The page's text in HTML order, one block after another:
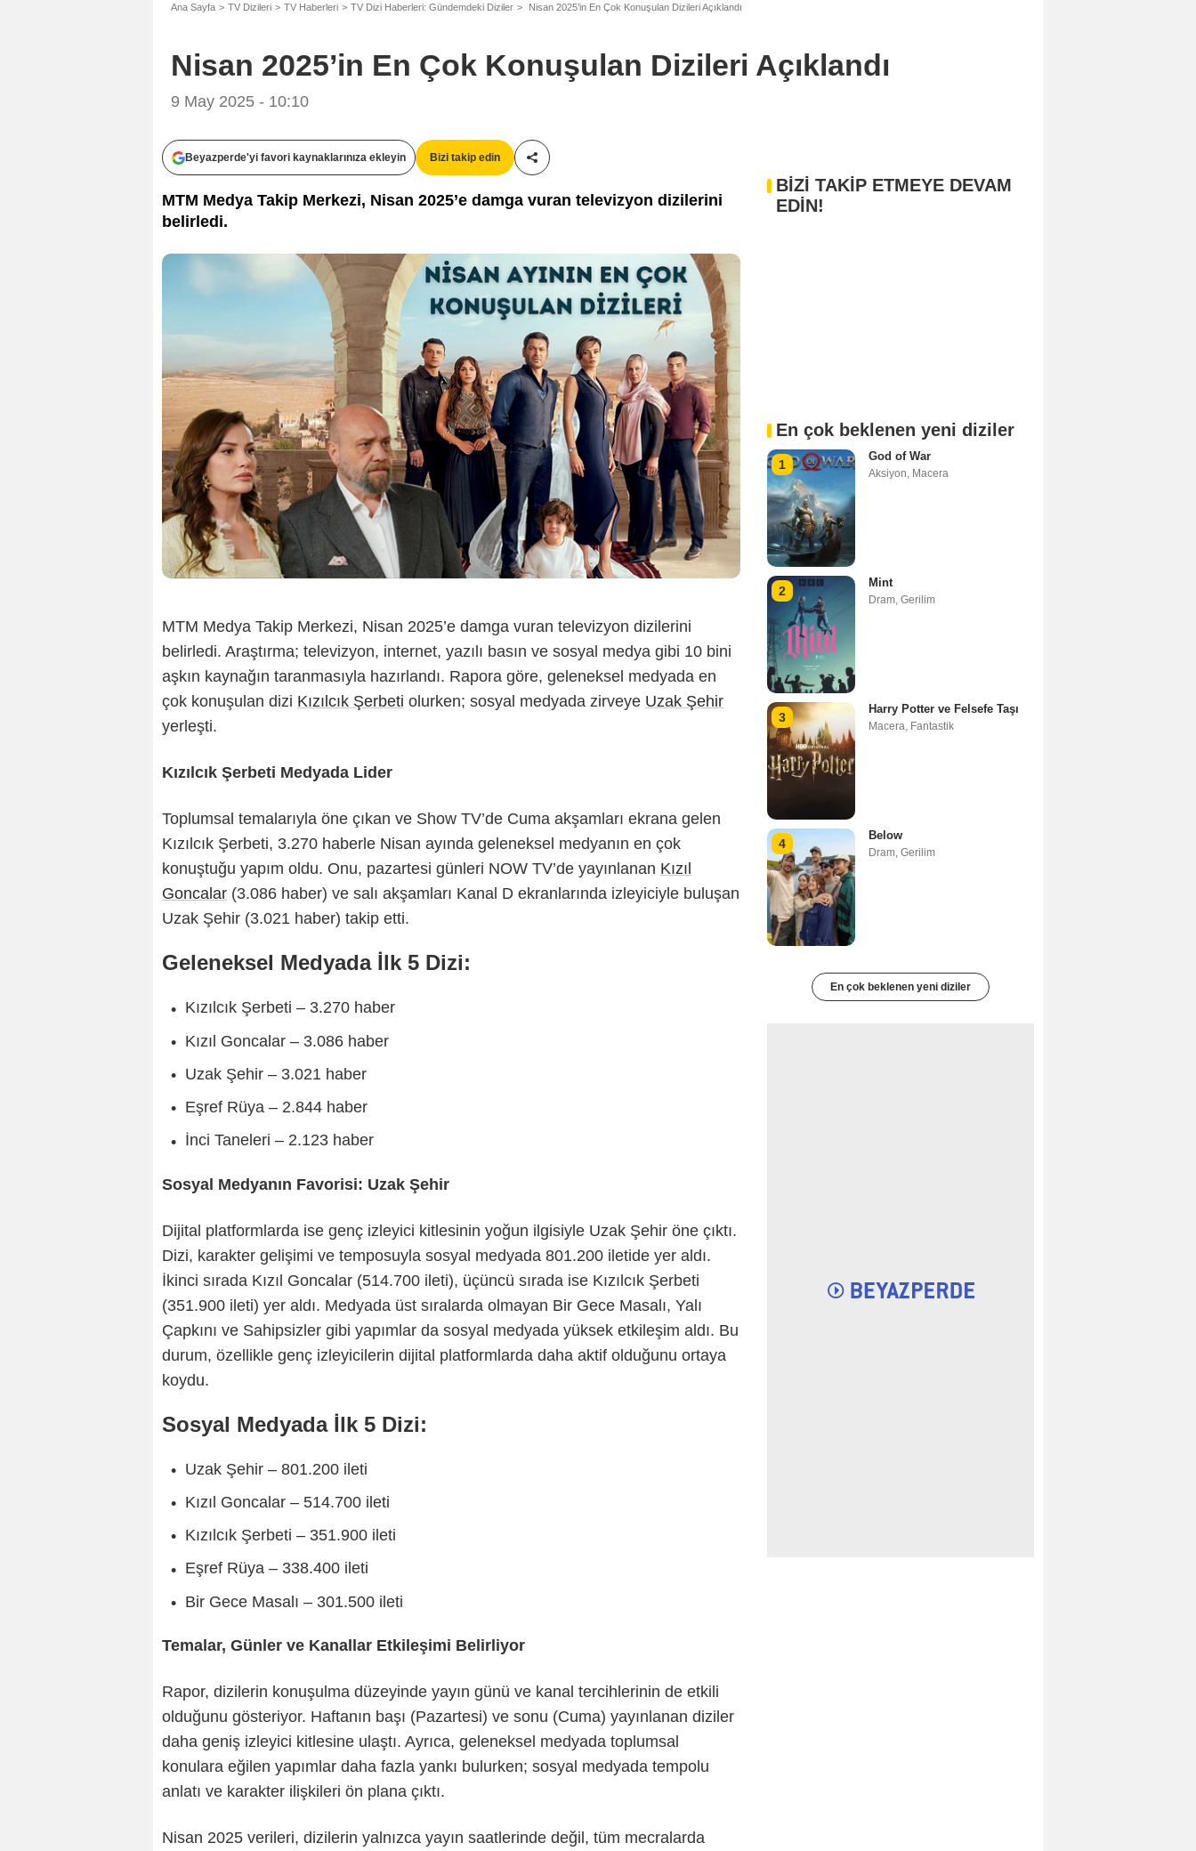
Ana Sayfa TV Dizileri TV Haberleri TV Dizi Haberleri: Gündemdeki Diziler Nisan 2025’in En Çok Konuşulan Dizileri Açıklandı
Nisan 2025’in En Çok Konuşulan Dizileri Açıklandı
9 May 2025 - 10:10
Beyazperde'yi favori kaynaklarınıza ekleyin Bizi takip edin
Paylaş!
MTM Medya Takip Merkezi, Nisan 2025’e damga vuran televizyon dizilerini
belirledi.
MTM Medya Takip Merkezi, Nisan 2025’e damga vuran televizyon dizilerini
belirledi. Araştırma; televizyon, internet, yazılı basın ve sosyal medya gibi 10 bini
aşkın kaynağın taranmasıyla hazırlandı. Rapora göre, geleneksel medyada en
çok konuşulan dizi Kızılcık Şerbeti olurken; sosyal medyada zirveye Uzak Şehir
yerleşti.
Kızılcık Şerbeti Medyada Lider
Toplumsal temalarıyla öne çıkan ve Show TV’de Cuma akşamları ekrana gelen
Kızılcık Şerbeti, 3.270 haberle Nisan ayında geleneksel medyanın en çok
konuştuğu yapım oldu. Onu, pazartesi günleri NOW TV’de yayınlanan Kızıl
Goncalar (3.086 haber) ve salı akşamları Kanal D ekranlarında izleyiciyle buluşan
Uzak Şehir (3.021 haber) takip etti.
Geleneksel Medyada İlk 5 Dizi:
Kızılcık Şerbeti – 3.270 haber
Kızıl Goncalar – 3.086 haber
Uzak Şehir – 3.021 haber
Eşref Rüya – 2.844 haber
İnci Taneleri – 2.123 haber
Sosyal Medyanın Favorisi: Uzak Şehir
Dijital platformlarda ise genç izleyici kitlesinin yoğun ilgisiyle Uzak Şehir öne çıktı.
Dizi, karakter gelişimi ve temposuyla sosyal medyada 801.200 iletide yer aldı.
İkinci sırada Kızıl Goncalar (514.700 ileti), üçüncü sırada ise Kızılcık Şerbeti
(351.900 ileti) yer aldı. Medyada üst sıralarda olmayan Bir Gece Masalı, Yalı
Çapkını ve Sahipsizler gibi yapımlar da sosyal medyada yüksek etkileşim aldı. Bu
durum, özellikle genç izleyicilerin dijital platformlarda daha aktif olduğunu ortaya
koydu.
Sosyal Medyada İlk 5 Dizi:
Uzak Şehir – 801.200 ileti
Kızıl Goncalar – 514.700 ileti
Kızılcık Şerbeti – 351.900 ileti
Eşref Rüya – 338.400 ileti
Bir Gece Masalı – 301.500 ileti
Temalar, Günler ve Kanallar Etkileşimi Belirliyor
Rapor, dizilerin konuşulma düzeyinde yayın günü ve kanal tercihlerinin de etkili
olduğunu gösteriyor. Haftanın başı (Pazartesi) ve sonu (Cuma) yayınlanan diziler
daha geniş izleyici kitlesine ulaştı. Ayrıca, geleneksel medyada toplumsal
konulara eğilen yapımlar daha fazla yankı bulurken; sosyal medyada tempolu
anlatı ve karakter ilişkileri ön plana çıktı.
Nisan 2025 verileri, dizilerin yalnızca yayın saatlerinde değil, tüm mecralarda
BİZİ TAKİP ETMEYE DEVAM
EDİN!
En çok beklenen yeni diziler
1
God of War
Aksiyon Macera
2
Mint
Dram Gerilim
3
Harry Potter ve Felsefe Taşı
Macera Fantastik
4
Below
Dram Gerilim
En çok beklenen yeni diziler